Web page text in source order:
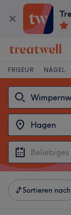
FRISEUR NÄGEL
Sortieren nach